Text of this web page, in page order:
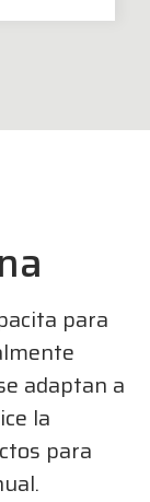
para
adaptan a
la
para